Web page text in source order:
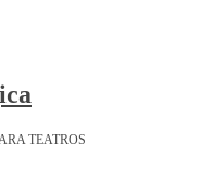
TEATROS